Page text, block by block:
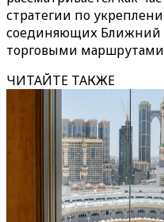
стратегии по
соединяющих Ближний
торговыми
ЧИТАЙТЕ ТАКЖЕ